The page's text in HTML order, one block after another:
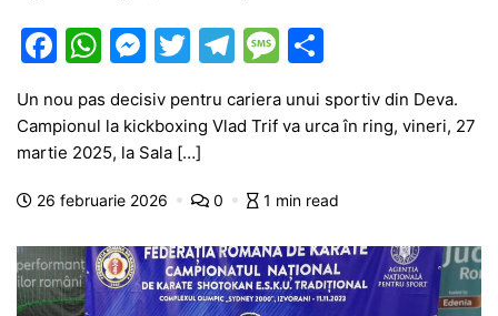
F
c
e
b
o
o
k
W
at
s
A
p
p
M
s
s
e
n
g
er
T
itt
er
T
e
a
m
M
s
a
e
ta
a
z
ă
Un nou pas decisiv pentru cariera unui sportiv din Deva.
Campionul la kickboxing Vlad Trif va urca în ring, vineri, 27
martie 2025, la Sala […]
26 februarie 2026 0 1 min read